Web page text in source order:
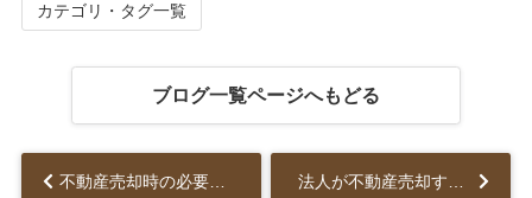
カテゴリ・タグ一覧
ブログ一覧ページへもどる
不動産売却時の必要書類をご紹介！契約前・契約締結時・決済時に必要なのは？...